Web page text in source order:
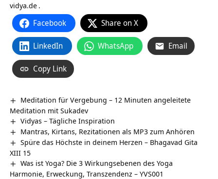
vidya.de .
Facebook Share on X
LinkedIn WhatsApp Email
Copy Link
Meditation für Vergebung – 12 Minuten angeleitete
Meditation mit Sukadev
Vidyas – Tägliche Inspiration
Mantras, Kirtans, Rezitationen als MP3 zum Anhören
Spüre das Höchste in deinem Herzen – Bhagavad Gita
XIII 15
Was ist Yoga? Die 3 Wirkungsebenen des Yoga
Harmonie, Erweckung, Transzendenz – YVS001